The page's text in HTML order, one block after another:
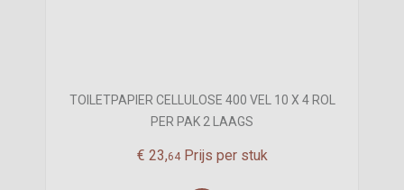
TOILETPAPIER CELLULOSE 400 VEL 10 X 4 ROL
PER PAK 2 LAAGS
€ 23,64Prijs per stuk